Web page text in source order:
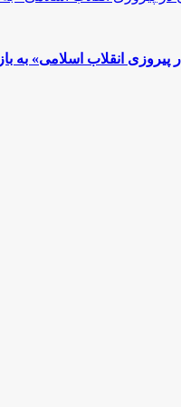
انقلاب اسلامی» به